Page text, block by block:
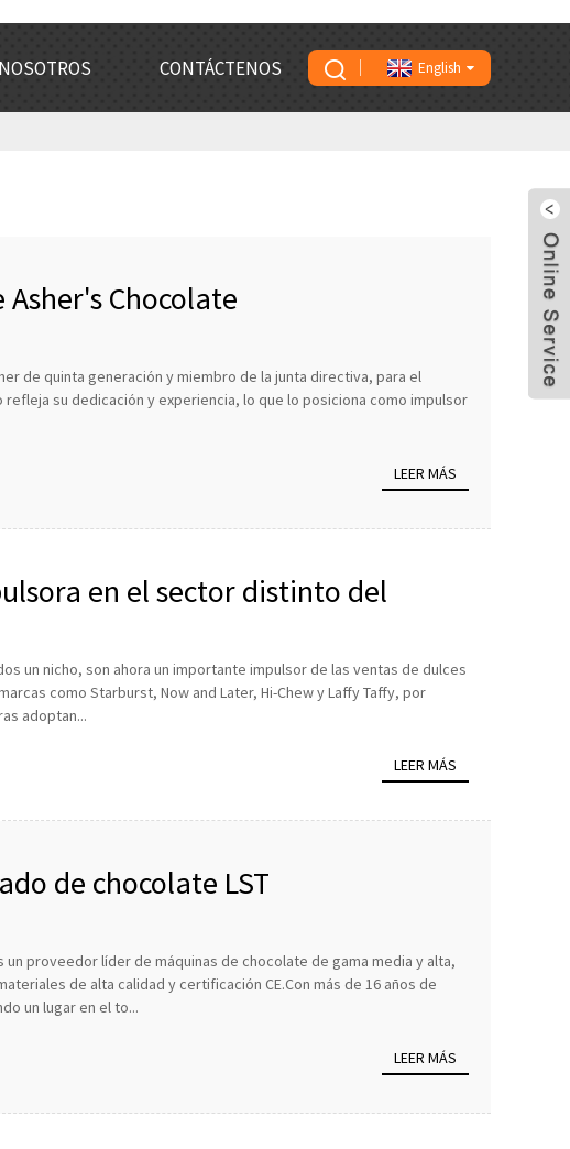
CONTÁCTENOS English
Chocolate
de quinta generación y miembro de la junta directiva, para el
su dedicación y experiencia, lo que lo posiciona como impulsor
LEER MÁS
en el sector distinto del
un nicho, son ahora un importante impulsor de las ventas de dulces
como Starburst, Now and Later, Hi-Chew y Laffy Taffy, por
adoptan...
LEER MÁS
de chocolate LST
un proveedor líder de máquinas de chocolate de gama media y alta,
de alta calidad y certificación CE.Con más de 16 años de
un lugar en el to...
LEER MÁS